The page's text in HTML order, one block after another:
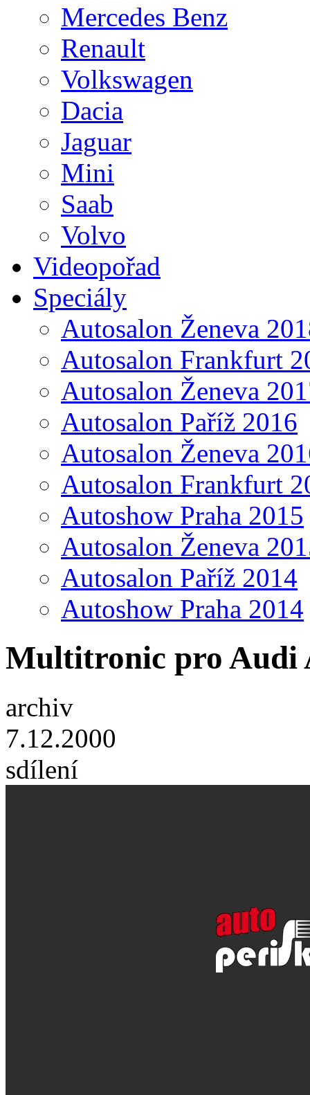
Mercedes Benz
Renault
Volkswagen
Dacia
Jaguar
Mini
Saab
Volvo
Videopořad
Speciály
Autosalon Ženeva
Autosalon Frankfurt
Autosalon Ženeva
Autosalon Paříž 2016
Autosalon Ženeva
Autosalon Frankfurt
Autoshow Praha 2015
Autosalon Ženeva
Autosalon Paříž 2014
Autoshow Praha 2014
Multitronic pro Audi
archiv
7.12.2000
sdílení